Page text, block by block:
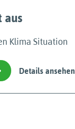
aus
Klima Situation
Details ansehen